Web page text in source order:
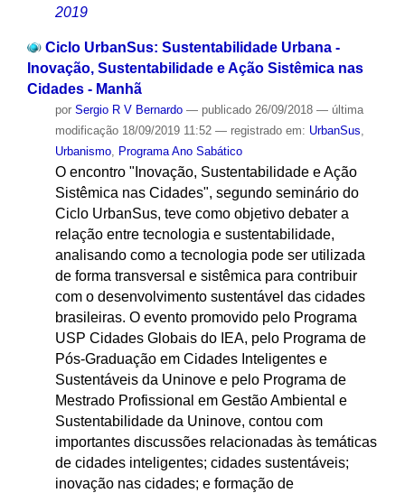
2019
Ciclo UrbanSus: Sustentabilidade Urbana -
Inovação, Sustentabilidade e Ação Sistêmica nas
Cidades - Manhã
por Sergio R V Bernardo — publicado26/09/2018 — última
modificação18/09/2019 11:52 — registrado em: UrbanSus
Urbanismo, Programa Ano Sabático
O encontro "Inovação, Sustentabilidade e Ação
Sistêmica nas Cidades", segundo seminário do
Ciclo UrbanSus, teve como objetivo debater a
relação entre tecnologia e sustentabilidade,
analisando como a tecnologia pode ser utilizada
de forma transversal e sistêmica para contribuir
com o desenvolvimento sustentável das cidades
brasileiras. O evento promovido pelo Programa
USP Cidades Globais do IEA, pelo Programa de
Pós-Graduação em Cidades Inteligentes e
Sustentáveis da Uninove e pelo Programa de
Mestrado Profissional em Gestão Ambiental e
Sustentabilidade da Uninove, contou com
importantes discussões relacionadas às temáticas
de cidades inteligentes; cidades sustentáveis;
inovação nas cidades; e formação de